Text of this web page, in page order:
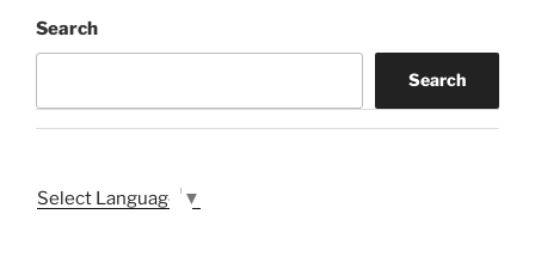
Search
Search
Select Language ▼